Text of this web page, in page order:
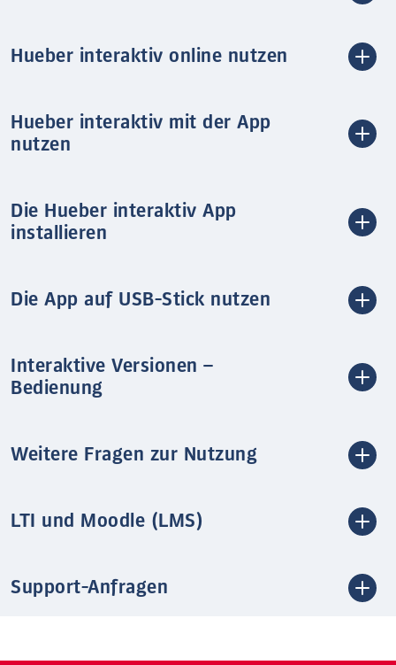
Hueber interaktiv online nutzen
Hueber interaktiv mit der App
nutzen
Die Hueber interaktiv App
installieren
Die App auf USB-Stick nutzen
Interaktive Versionen –
Bedienung
Weitere Fragen zur Nutzung
LTI und Moodle (LMS)
Support-Anfragen